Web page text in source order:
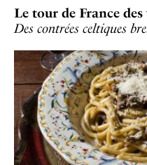
Le tour de France
Des contrées celtiques